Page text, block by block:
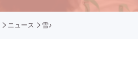
ニュース 雪♪